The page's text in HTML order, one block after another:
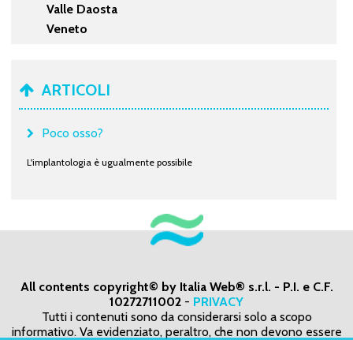
Valle Daosta
Veneto
ARTICOLI
Poco osso?
L'implantologia è ugualmente possibile
All contents copyright© by Italia Web® s.r.l. - P.I. e C.F.
10272711002 - PRIVACY
Tutti i contenuti sono da considerarsi solo a scopo
informativo. Va evidenziato, peraltro, che non devono essere